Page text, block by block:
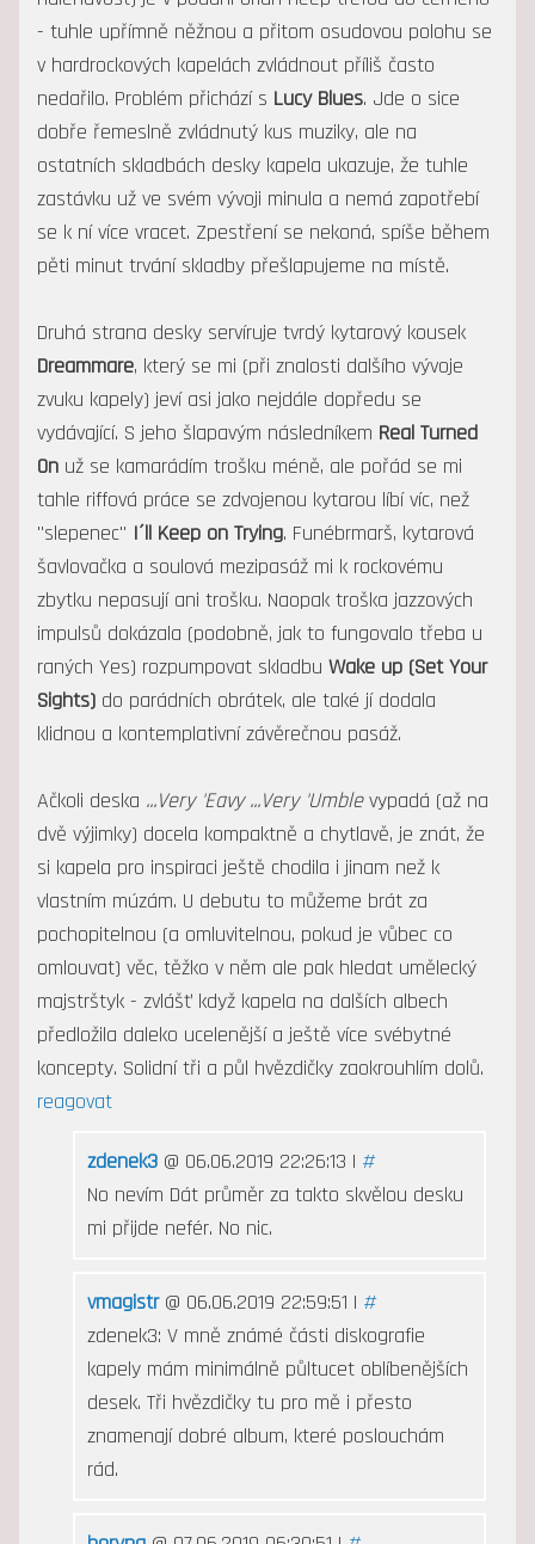
- tuhle upřímně něžnou a přitom osudovou polohu se
v hardrockových kapelách zvládnout příliš často
nedařilo. Problém přichází s Lucy Blues. Jde o sice
dobře řemeslně zvládnutý kus muziky, ale na
ostatních skladbách desky kapela ukazuje, že tuhle
zastávku už ve svém vývoji minula a nemá zapotřebí
se k ní více vracet. Zpestření se nekoná, spíše během
pěti minut trvání skladby přešlapujeme na místě.
Druhá strana desky servíruje tvrdý kytarový kousek
Dreammare, který se mi (při znalosti dalšího vývoje
zvuku kapely) jeví asi jako nejdále dopředu se
vydávající. S jeho šlapavým následníkem Real Turned
Onuž se kamarádím trošku méně, ale pořád se mi
tahle riffová práce se zdvojenou kytarou líbí víc, než
"slepenec" I´ll Keep on Trying. Funébrmarš, kytarová
šavlovačka a soulová mezipasáž mi k rockovému
zbytku nepasují ani trošku. Naopak troška jazzových
impulsů dokázala (podobně, jak to fungovalo třeba u
raných Yes) rozpumpovat skladbu Wake up (Set Your
Sights)do parádních obrátek, ale také jí dodala
klidnou a kontemplativní závěrečnou pasáž.
Ačkoli deska ...Very 'Eavy ...Very 'Umblevypadá (až na
dvě výjimky) docela kompaktně a chytlavě, je znát, že
si kapela pro inspiraci ještě chodila i jinam než k
vlastním múzám. U debutu to můžeme brát za
pochopitelnou (a omluvitelnou, pokud je vůbec co
omlouvat) věc, těžko v něm ale pak hledat umělecký
majstrštyk - zvlášť když kapela na dalších albech
předložila daleko ucelenější a ještě více svébytné
koncepty. Solidní tři a půl hvězdičky zaokrouhlím dolů.
reagovat
zdenek3@ 06.06.2019 22:26:13 | #
No nevím Dát průměr za takto skvělou desku
mi přijde nefér. No nic.
vmagistr@ 06.06.2019 22:59:51 | #
zdenek3: V mně známé části diskografie
kapely mám minimálně půltucet oblíbenějších
desek. Tři hvězdičky tu pro mě i přesto
znamenají dobré album, které poslouchám
rád.